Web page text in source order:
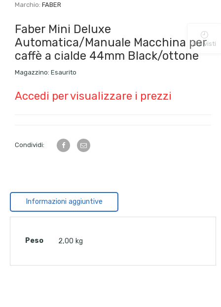
Marchio:FABER
Faber Mini Deluxe
Automatica/Manuale Macchina per
caffè a cialde 44mm Black/ottone
Magazzino: Esaurito
Accedi per visualizzare i prezzi
Condividi:
Informazioni aggiuntive
Peso 2,00 kg
Già visti